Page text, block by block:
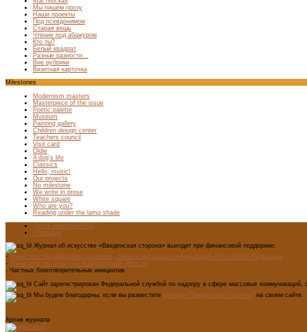
Мы пишем прозу
Наши проекты
Под псевдонимом
Старая вещь
Чтение под абажуром
Кто ты?
Белый квадрат
Разные разности…
Вне рубрики
Визитная карточка
Milestones
Modernism masters
Masterpiece of the issue
Poetic palette
Museum
Painting gallery
Children design center
Teachers council
Visit card
Oldie
A dog’s life
Classics
Hello, music!
Our projects
No milestone
We write in prose
White square
Who are you?
Reading under the lamp shade
Лента новостей RSS
Vkontakte
Журнал об искусстве «Введенская сторона» выходит при финансовой поддержке:
- Министерства цифрового развития, связи и массовых коммуникаций Российской Федерации
- Министерство культуры Новгородской области
- Частных благотворительных инициатив
Сайт зарегистрирован Федеральной службой по надзору в сфере массовых
Мы будем благодарны, если вы разместите баннеры "Введенской стороны" на своем сайте.
Архив журнала